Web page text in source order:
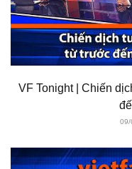
VF Tonight | Chiến
09/